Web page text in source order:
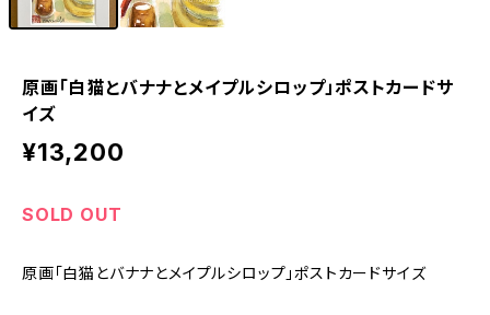
原画「白猫とバナナとメイプルシロップ」ポストカードサ
イズ
¥13,200
SOLD OUT
原画「白猫とバナナとメイプルシロップ」ポストカードサイズ